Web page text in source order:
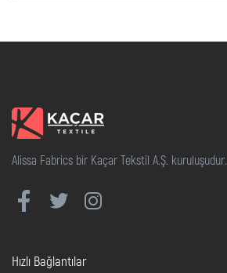
Alissa Fabrics bir Kaçar Tekstil A.Ş. kuruluşudur.
Hızlı Bağlantılar